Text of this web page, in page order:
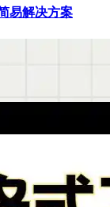
易解决方案